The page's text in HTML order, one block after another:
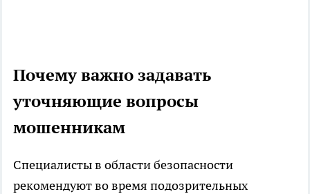
Почему важно задавать
уточняющие вопросы
мошенникам
Специалисты в области безопасности
рекомендуют во время подозрительных